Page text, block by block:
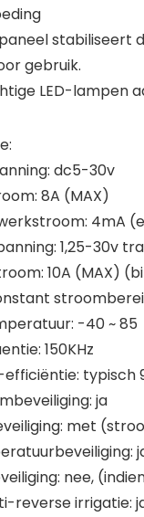
stabiliseert
gebruik.
LED-lampen
dc5-30v
8A (MAX)
4mA
1,25-30v
10A (MAX)
-40 ~ 85
150KHz
typisch
ja
met
nee,
reverse irrigatie: